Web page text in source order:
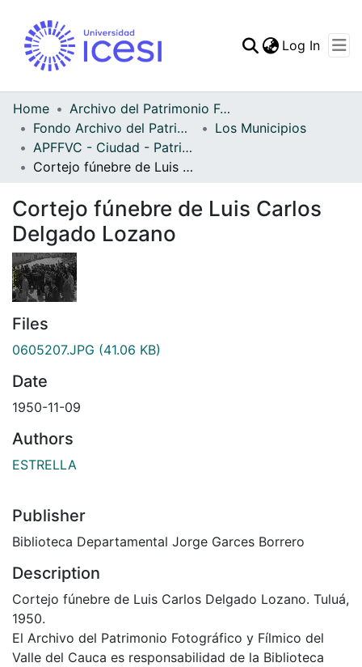
Statistics
Log In
Home
Archivo del Patrimonio Fotográfico y Fílmico del Valle del Cauca
Fondo Archivo del Patrimonio Fotográfico y Fílmico del Valle del Cauca
Los Municipios
APFFVC - Ciudad - Patrimonial
Cortejo fúnebre de Luis Carlos Delgado Lozano
Cortejo fúnebre de Luis Carlos
Delgado Lozano
Files
0605207.JPG (41.06 KB)
Date
1950-11-09
Authors
ESTRELLA
Publisher
Biblioteca Departamental Jorge Garces Borrero
Description
Cortejo fúnebre de Luis Carlos Delgado Lozano. Tuluá,
1950.
El Archivo del Patrimonio Fotográfico y Fílmico del
Valle del Cauca es responsabilidad de la Biblioteca